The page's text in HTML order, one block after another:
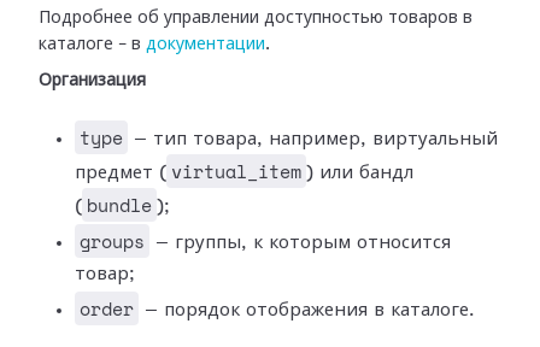
Подробнее об управлении доступностью товаров в
каталоге – в документации.
Организация
type
— тип товара, например, виртуальный
предмет ( virtual_item ) или бандл
( bundle );
groups
— группы, к которым относится
товар;
order — порядок отображения в каталоге.